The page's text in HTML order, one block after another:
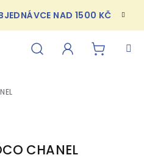
NAD 1500 KČ
CHANEL